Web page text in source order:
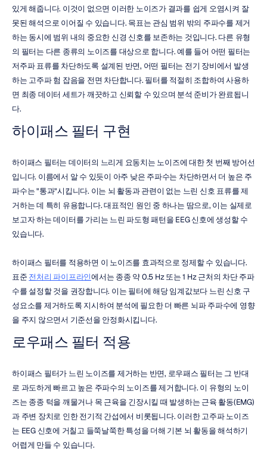
있게 해줍니다. 이것이 없으면 이러한 노이즈가 결과를 쉽게 오염시켜 잘
못된 해석으로 이어질 수 있습니다. 목표는 관심 범위 밖의 주파수를 제거
하는 동시에 범위 내의 중요한 신경 신호를 보존하는 것입니다. 다른 유형
의 필터는 다른 종류의 노이즈를 대상으로 합니다. 예를 들어 어떤 필터는
저주파 표류를 차단하도록 설계된 반면, 어떤 필터는 전기 장비에서 발생
하는 고주파 험 잡음을 전면 차단합니다. 필터를 적절히 조합하여 사용하
면 최종 데이터 세트가 깨끗하고 신뢰할 수 있으며 분석 준비가 완료됩니
다.
하이패스 필터 구현
하이패스 필터는 데이터의 느리게 요동치는 노이즈에 대한 첫 번째 방어선
입니다. 이름에서 알 수 있듯이 아주 낮은 주파수는 차단하면서 더 높은 주
파수는 "통과"시킵니다. 이는 뇌 활동과 관련이 없는 느린 신호 표류를 제
거하는 데 특히 유용합니다. 대표적인 원인 중 하나는 땀으로, 이는 실제로
보고자 하는 데이터를 가리는 느린 파도형 패턴을 EEG 신호에 생성할 수
있습니다.
하이패스 필터를 적용하면 이 노이즈를 효과적으로 정제할 수 있습니다.
표준 전처리 파이프라인에서는 종종 약 0.5 Hz 또는 1 Hz 근처의 차단 주파
수를 설정할 것을 권장합니다. 이는 필터에 해당 임계값보다 느린 신호 구
성요소를 제거하도록 지시하여 분석에 필요한 더 빠른 뇌파 주파수에 영향
을 주지 않으면서 기준선을 안정화시킵니다.
로우패스 필터 적용
하이패스 필터가 느린 노이즈를 제거하는 반면, 로우패스 필터는 그 반대
로 과도하게 빠르고 높은 주파수의 노이즈를 제거합니다. 이 유형의 노이
즈는 종종 턱을 깨물거나 목 근육을 긴장시킬 때 발생하는 근육 활동(EMG)
과 주변 장치로 인한 전기적 간섭에서 비롯됩니다. 이러한 고주파 노이즈
는 EEG 신호에 거칠고 들쭉날쭉한 특성을 더해 기본 뇌 활동을 해석하기
어렵게 만들 수 있습니다.